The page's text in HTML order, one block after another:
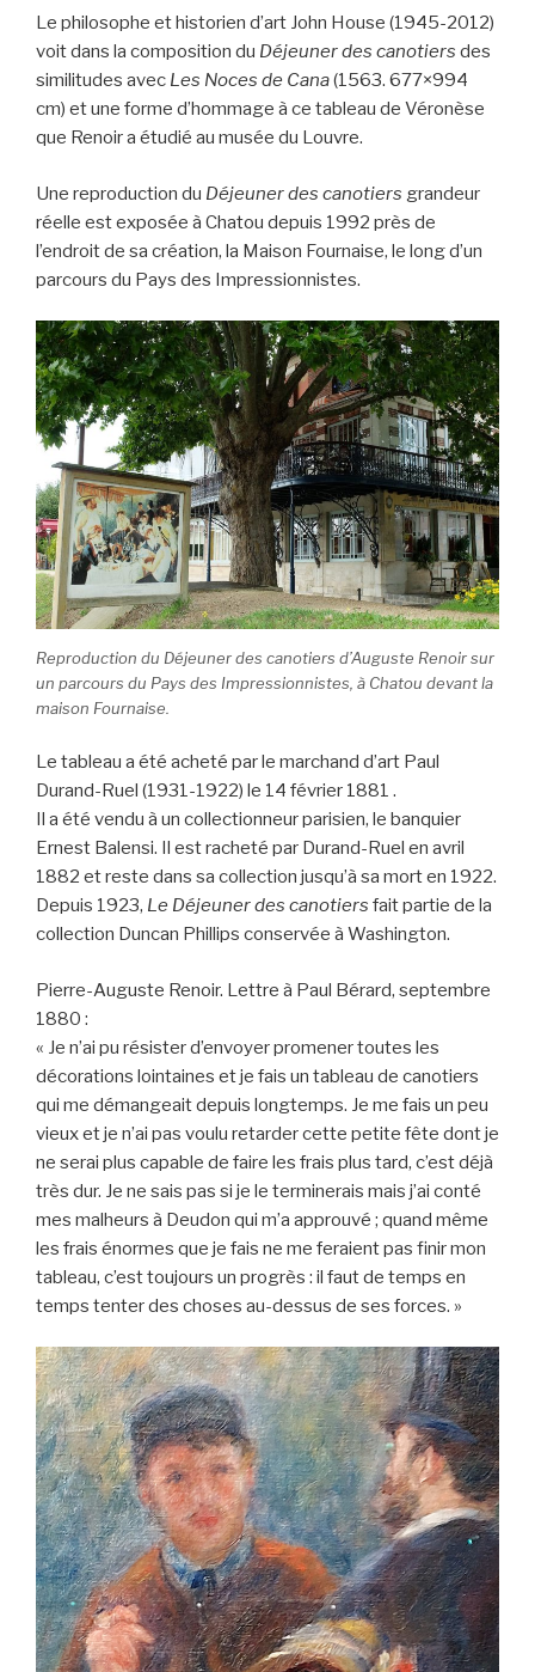
Le philosophe et historien d’art John House (1945-2012)
voit dans la composition du Déjeuner des canotiers des
similitudes avec Les Noces de Cana(1563. 677×994
cm) et une forme d’hommage à ce tableau de Véronèse
que Renoir a étudié au musée du Louvre.
Une reproduction du Déjeuner des canotiers grandeur
réelle est exposée à Chatou depuis 1992 près de
l’endroit de sa création, la Maison Fournaise, le long d’un
parcours du Pays des Impressionnistes.
Reproduction du Déjeuner des canotiers d’Auguste Renoir sur
un parcours du Pays des Impressionnistes, à Chatou devant la
maison Fournaise.
Le tableau a été acheté par le marchand d’art Paul
Durand-Ruel (1931-1922) le 14 février 1881 .
Il a été vendu à un collectionneur parisien, le banquier
Ernest Balensi. Il est racheté par Durand-Ruel en avril
1882 et reste dans sa collection jusqu’à sa mort en 1922.
Depuis 1923, Le Déjeuner des canotiers fait partie de la
collection Duncan Phillips conservée à Washington.
Pierre-Auguste Renoir. Lettre à Paul Bérard, septembre
1880 :
« Je n’ai pu résister d’envoyer promener toutes les
décorations lointaines et je fais un tableau de canotiers
qui me démangeait depuis longtemps. Je me fais un peu
vieux et je n’ai pas voulu retarder cette petite fête dont je
ne serai plus capable de faire les frais plus tard, c’est déjà
très dur. Je ne sais pas si je le terminerais mais j’ai conté
mes malheurs à Deudon qui m’a approuvé ; quand même
les frais énormes que je fais ne me feraient pas finir mon
tableau, c’est toujours un progrès : il faut de temps en
temps tenter des choses au-dessus de ses forces. »